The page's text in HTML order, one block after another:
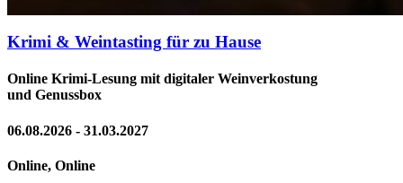
Krimi & Weintasting für zu Hause
Online Krimi-Lesung mit digitaler Weinverkostung
und Genussbox
06.08.2026 - 31.03.2027
Online, Online